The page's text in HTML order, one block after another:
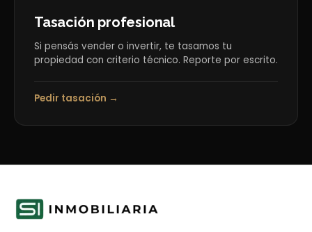
Tasación profesional
Si pensás vender o invertir, te tasamos tu
propiedad con criterio técnico. Reporte por escrito.
Pedir tasación →